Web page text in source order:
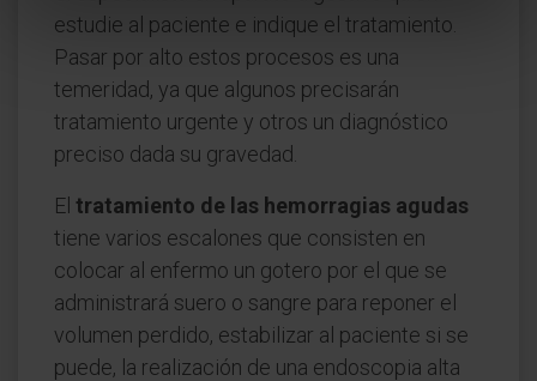
estudie al paciente e indique el tratamiento.
Pasar por alto estos procesos es una
temeridad, ya que algunos precisarán
tratamiento urgente y otros un diagnóstico
preciso dada su gravedad.
El tratamiento de las hemorragias agudas
tiene varios escalones que consisten en
colocar al enfermo un gotero por el que se
administrará suero o sangre para reponer el
volumen perdido, estabilizar al paciente si se
puede, la realización de una endoscopia alta